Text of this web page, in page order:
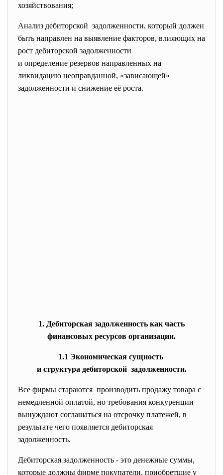
хозяйствования;
Анализ дебиторской задолженности, который должен
быть направлен на выявление факторов, влияющих на
рост дебиторской задолженности
и определение резервов направленных на
ликвидацию неоправданной, «зависающей»
задолженности и снижение её роста.
1. Дебиторская задолженность как часть
финансовых ресурсов организации.
1.1 Экономическая сущность
и структура дебиторской задолженности.
Все фирмы стараются производить продажу товара с
немедленной оплатой, но требования конкуренции
вынуждают соглашаться на отсрочку платежей, в
результате чего появляется дебиторская
задолженность.
Дебиторская задолженность - это денежные суммы,
которые должны фирме покупатели, приобретшие у